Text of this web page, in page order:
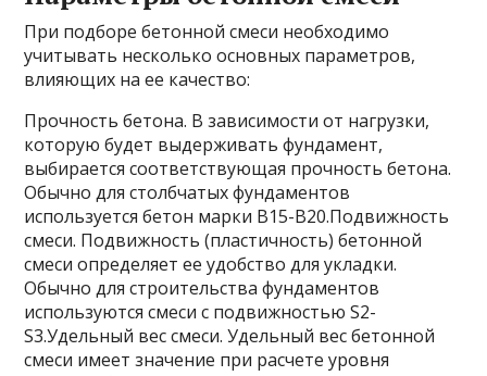
При подборе бетонной смеси необходимо
учитывать несколько основных параметров,
влияющих на ее качество:
Прочность бетона. В зависимости от нагрузки,
которую будет выдерживать фундамент,
выбирается соответствующая прочность бетона.
Обычно для столбчатых фундаментов
используется бетон марки B15-B20.Подвижность
смеси. Подвижность (пластичность) бетонной
смеси определяет ее удобство для укладки.
Обычно для строительства фундаментов
используются смеси с подвижностью S2-
S3.Удельный вес смеси. Удельный вес бетонной
смеси имеет значение при расчете уровня